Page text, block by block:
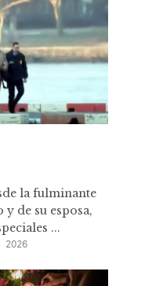
la fulminante
de su esposa,
...
2026